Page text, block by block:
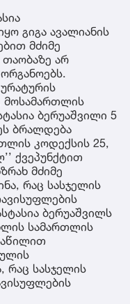
გიგა ავალიანის
მძიმე
თაობაზე არ
მოსამართლის
ბერუაშვილი 5
ბრალდება
კოდექსის 25,
ქვეპუნქტით
მძიმე
რაც სასჯელის
ბერუაშვილს
სამართლის
რაც სასჯელის